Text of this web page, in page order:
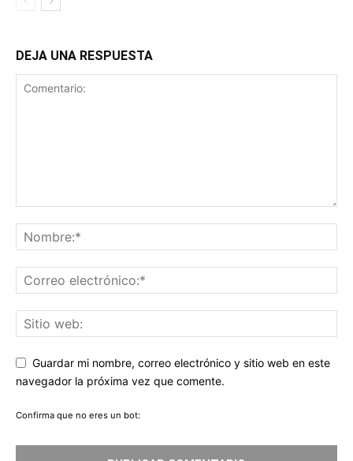
DEJA UNA RESPUESTA
Guardar mi nombre, correo electrónico y sitio web en este
navegador la próxima vez que comente.
Confirma que no eres un bot: